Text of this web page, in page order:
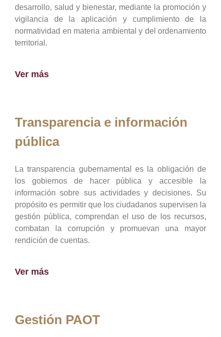
desarrollo, salud y bienestar, mediante la promoción y
vigilancia de la aplicación y cumplimiento de la
normatividad en materia ambiental y del ordenamiento
territorial.
Ver más
Transparencia e información
pública
La transparencia gubernamental es la obligación de
los gobiernos de hacer pública y accesible la
información sobre sus actividades y decisiones. Su
propósito es permitir que los ciudadanos supervisen la
gestión pública, comprendan el uso de los recursos,
combatan la corrupción y promuevan una mayor
rendición de cuentas.
Ver más
Gestión PAOT